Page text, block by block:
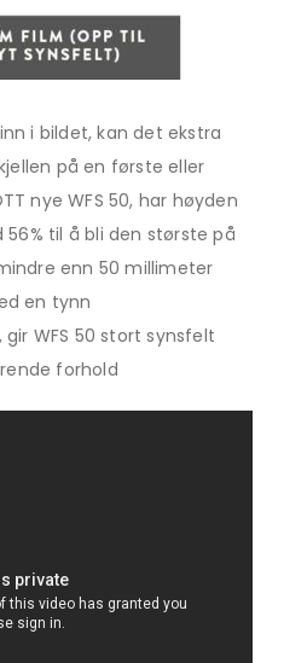
i bildet, kan det ekstra
på en første eller
nye WFS 50, har høyden
til å bli den største på
enn 50 millimeter
en tynn
WFS 50 stort synsfelt
forhold